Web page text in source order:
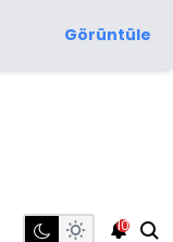
Görüntüle
10